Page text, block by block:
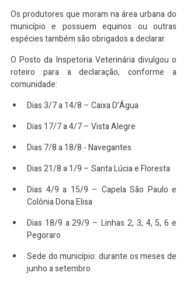
Os produtores que moram na área urbana do
município e possuem equinos ou outras
espécies também são obrigados a declarar.
O Posto da Inspetoria Veterinária divulgou o
roteiro para a declaração, conforme a
comunidade:
Dias 3/7 a 14/8 – Caixa D’Água
Dias 17/7 a 4/7 – Vista Alegre
Dias 7/8 a 18/8 - Navegantes
Dias 21/8 a 1/9 – Santa Lúcia e Floresta
Dias 4/9 a 15/9 – Capela São Paulo e
Colônia Dona Elisa
Dias 18/9 a 29/9 – Linhas 2, 3, 4, 5, 6 e
Pegoraro
Sede do município: durante os meses de
junho a setembro.